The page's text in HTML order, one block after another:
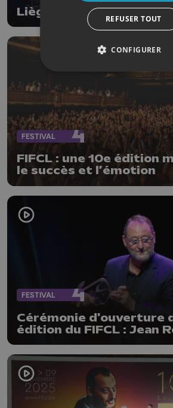
Liège Comedy Club by
FESTIVAL
FIFCL : une 10e édition
le succès et l’émotion
FESTIVAL
Cérémonie d'ouverture
édition du FIFCL : Jean
larmes par l'accueil des
REFUSER TOUT
CONFIGURER